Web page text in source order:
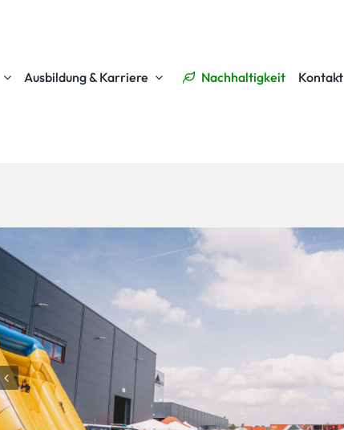
Ausbildung & Karriere Nachhaltigkeit Kontakt